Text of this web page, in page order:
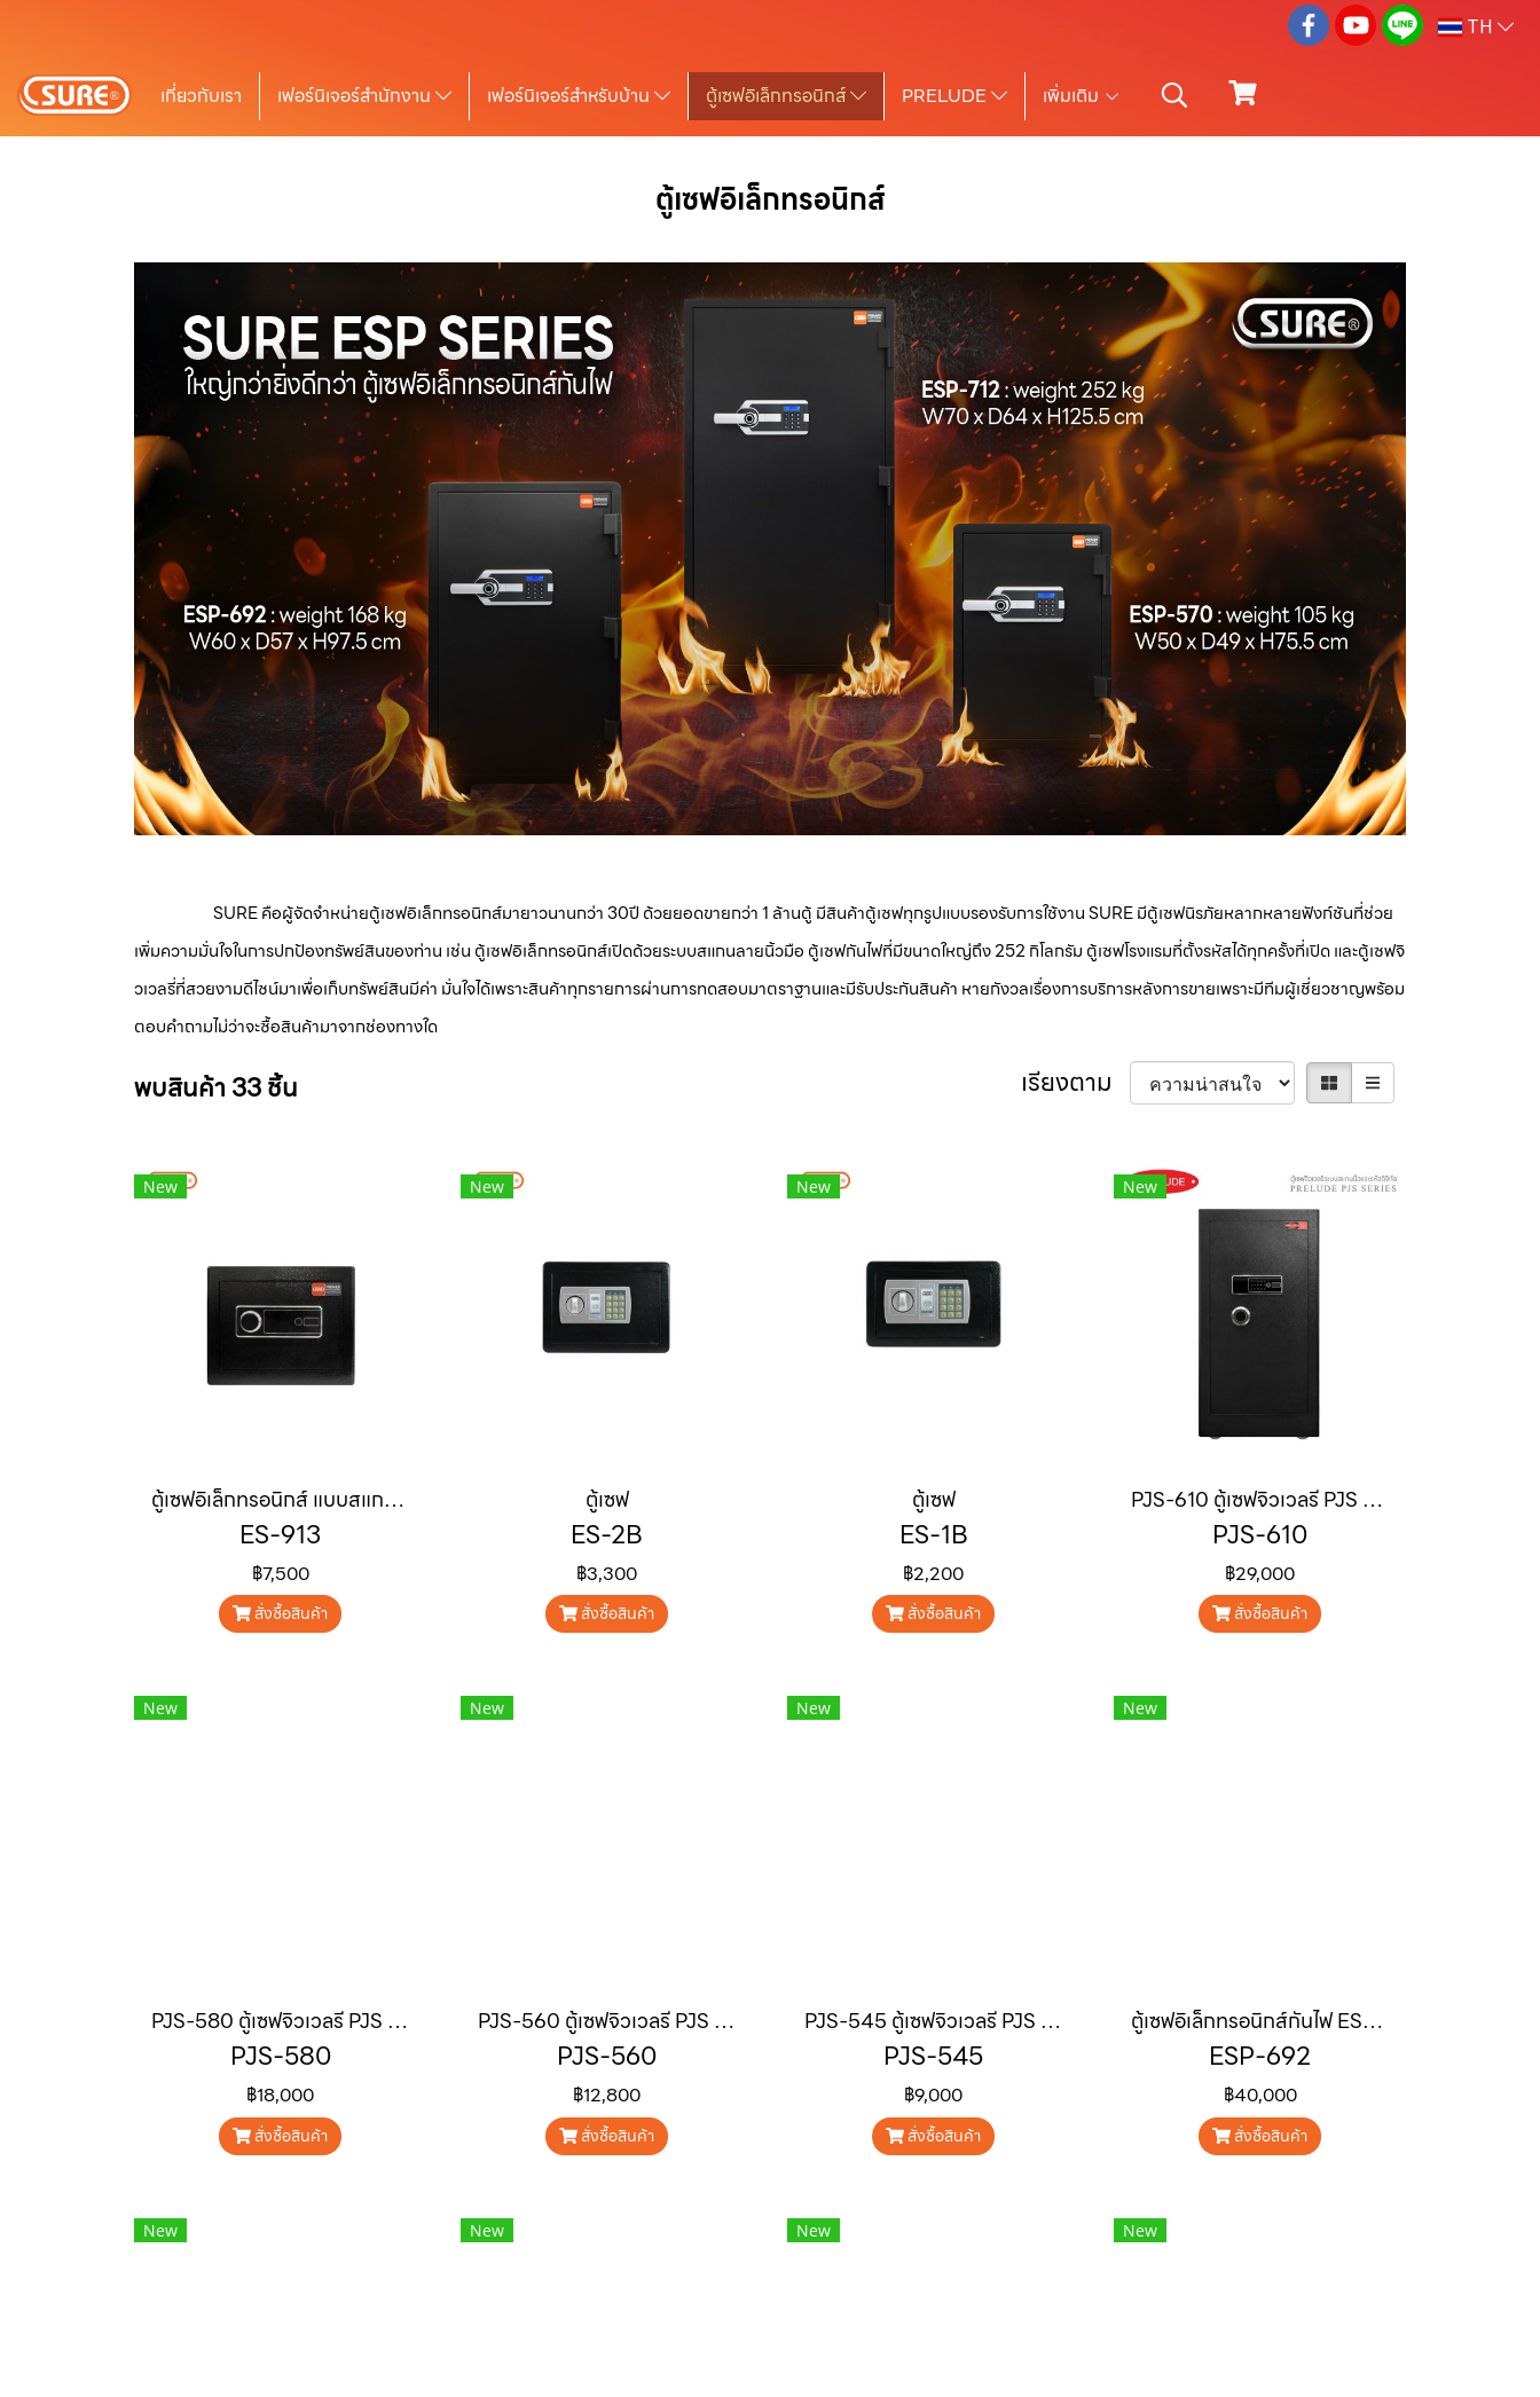
TH
เกี่ยวกับเรา เฟอร์นิเจอร์สำนักงาน เฟอร์นิเจอร์สำหรับบ้าน ตู้เซฟอิเล็กทรอนิกส์ PRELUDE เพิ่มเติม
ตู้เซฟอิเล็กทรอนิกส์
SURE คือผู้จัดจำหน่ายตู้เซฟอิเล็กทรอนิกส์มายาวนานกว่า 30ปี ด้วยยอดขายกว่า 1 ล้านตู้ มีสินค้าตู้เซฟทุกรูปแบบรองรับการใช้งาน SURE มีตู้เซฟนิรภัยหลากหลายฟังก์ชันที่ช่วย
เพิ่มความมั่นใจในการปกป้องทรัพย์สินของท่าน เช่น ตู้เซฟอิเล็กทรอนิกส์เปิดด้วยระบบสแกนลายนิ้วมือ ตู้เซฟกันไฟที่มีขนาดใหญ่ถึง 252 กิโลกรัม ตู้เซฟโรงแรมที่ตั้งรหัสได้ทุกครั้งที่เปิด และตู้เซฟจิ
วเวลรี่ที่สวยงามดีไซน์มาเพื่อเก็บทรัพย์สินมีค่า มั่นใจได้เพราะสินค้าทุกรายการผ่านการทดสอบมาตราฐานและมีรับประกันสินค้า หายกังวลเรื่องการบริการหลังการขายเพราะมีทีมผู้เชี่ยวชาญพร้อม
ตอบคำถามไม่ว่าจะซื้อสินค้ามาจากช่องทางใด
พบสินค้า 33 ชิ้น เรียงตาม
New
ตู้เซฟอิเล็กทรอนิกส์ แบบสแกนนิ้ว
ES-913
฿7,500
สั่งซื้อสินค้า
New
ตู้เซฟ
ES-2B
฿3,300
สั่งซื้อสินค้า
New
ตู้เซฟ
ES-1B
฿2,200
สั่งซื้อสินค้า
New
PJS-610 ตู้เซฟจิวเวลรี PJS Series
PJS-610
฿29,000
สั่งซื้อสินค้า
New
PJS-580 ตู้เซฟจิวเวลรี PJS Series
PJS-580
฿18,000
สั่งซื้อสินค้า
New
PJS-560 ตู้เซฟจิวเวลรี PJS Series
PJS-560
฿12,800
สั่งซื้อสินค้า
New
PJS-545 ตู้เซฟจิวเวลรี PJS Series
PJS-545
฿9,000
สั่งซื้อสินค้า
New
ตู้เซฟอิเล็กทรอนิกส์กันไฟ ESP-692
ESP-692
฿40,000
สั่งซื้อสินค้า
New New New New